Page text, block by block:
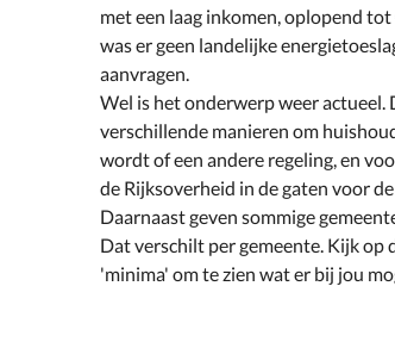
met een laag inkomen, oplopend
was er geen landelijke
aanvragen.
Wel is het onderwerp weer
verschillende manieren om
wordt of een andere regeling, en
de Rijksoverheid in de gaten voor
Daarnaast geven sommige
Dat verschilt per gemeente. Kijk op
'minima' om te zien wat er bij jou